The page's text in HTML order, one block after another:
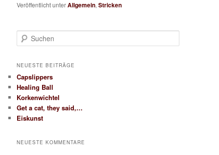
Veröffentlicht unterAllgemein,Stricken
u
h
n
NEUESTE BEITRÄGE
Capslippers
Healing Ball
Korkenwichtel
Get a cat, they said,…
Eiskunst
NEUESTE KOMMENTARE